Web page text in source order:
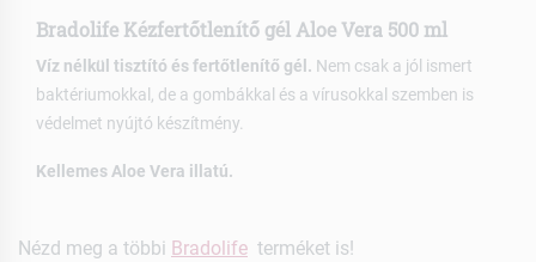
Bradolife Kézfertőtlenítő gél Aloe Vera 500 ml
Víz nélkül tisztító és fertőtlenítő gél. Nem csak a jól ismert
baktériumokkal, de a gombákkal és a vírusokkal szemben is
védelmet nyújtó készítmény.
Kellemes Aloe Vera illatú.
Nézd meg a többi Bradolife terméket is!